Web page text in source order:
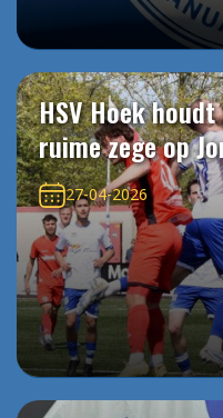
HSV Hoek
ruime zege op
27-04-2026